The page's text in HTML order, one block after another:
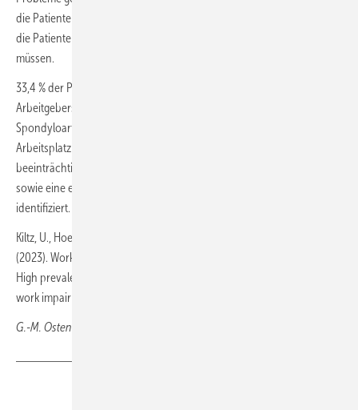
die Patienten am Arbeitsplatz „anders behandeln“ würden oder dass
die Patienten Anpassungen am Arbeitsplatz hätten vornehmen lassen
müssen.
33,4 % der Patienten berichteten über Faktoren wie Wechsel des
Arbeitgebers (n = 103), Arbeitsplatzverlust aufgrund von axialer
Spondyloarthritis (n = 79) oder Umschulung für einen neuen
Arbeitsplatz (n = 75). Als wichtigste Prädiktoren für eine nicht-
beeinträchtigte Arbeit ließen sich eine niedrige Krankheitsaktivität
sowie eine erhaltene körperliche und globale Funktionsfähigkeit
identifiziert.
Kiltz, U., Hoeper, K., Hammel. L., Lieb, S., Hahle, A., Meyer-Olson D.
(2023). Work participation in patients with axial spondyloarthritis:
High prevalence of negative workplace experiences and long-term
work impairment. RMD Open, 9 (1).
G.-M. Ostendorf, Wiesbaden